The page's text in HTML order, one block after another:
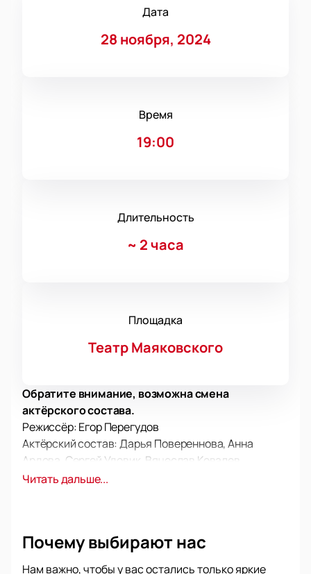
Дата
28 ноября, 2024
Время
19:00
Длительность
~ 2 часа
Площадка
Театр Маяковского
Обратите внимание, возможна смена
актёрского состава.
Режиссёр: Егор Перегудов
Актёрский состав: Дарья Повереннова, Анна
Ардова, Сергей Удовик, Вячеслав Ковалев
Спектакль «Лес» в Театре Маяковского — это
Островского. Постановка также посвящена 100-
Читать дальше...
Почему выбирают нас
Нам важно, чтобы у вас остались только яркие